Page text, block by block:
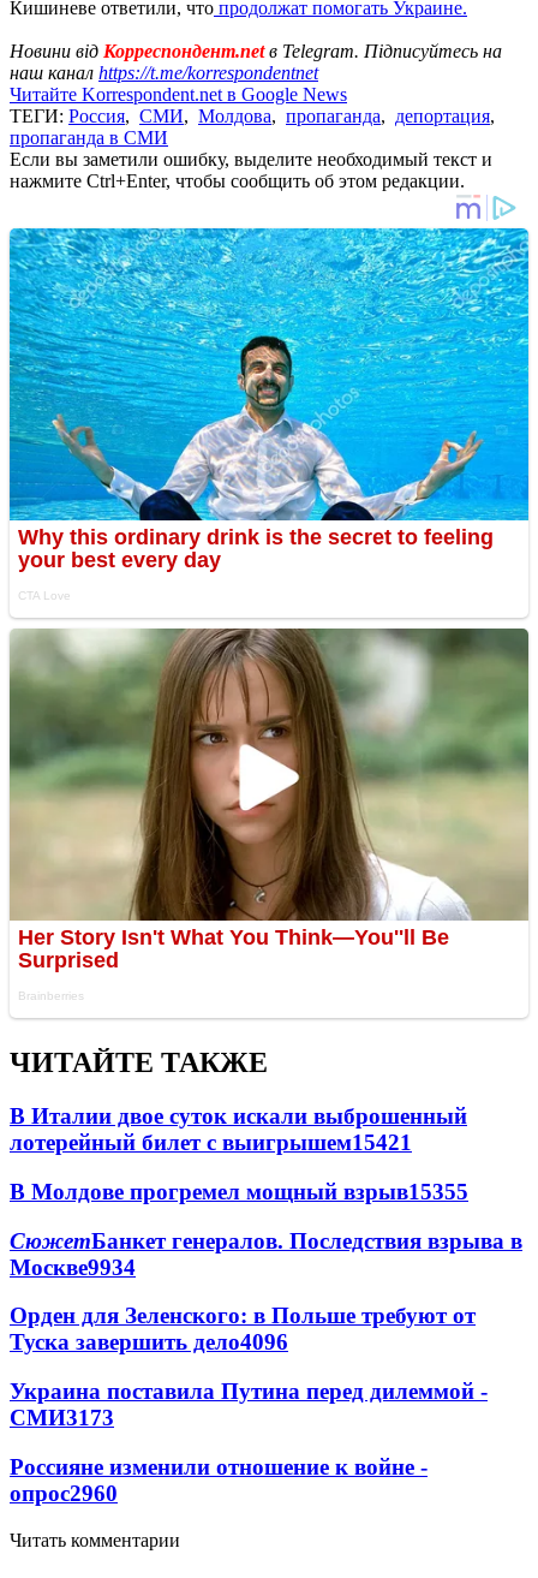
Кишиневе ответили, что продолжат помогать Украине.
Новини від Корреспондент.netв Telegram. Підписуйтесь на
наш канал https://t.me/korrespondentnet
Читайте Korrespondent.net в Google News
ТЕГИ: Россия, СМИ, Молдова, пропаганда, депортация,
пропаганда в СМИ
Если вы заметили ошибку, выделите необходимый текст и
нажмите Ctrl+Enter, чтобы сообщить об этом редакции.
ЧИТАЙТЕ ТАКЖЕ
В Италии двое суток искали выброшенный
лотерейный билет с выигрышем15421
В Молдове прогремел мощный взрыв15355
СюжетБанкет генералов. Последствия взрыва в
Москве9934
Орден для Зеленского: в Польше требуют от
Туска завершить дело4096
Украина поставила Путина перед дилеммой -
СМИ3173
Россияне изменили отношение к войне -
опрос2960
Читать комментарии